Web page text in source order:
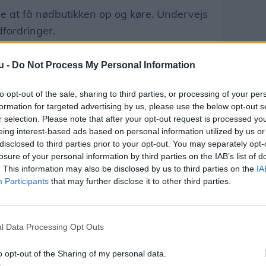
- Do Not Process My Personal Information
opt-out of the sale, sharing to third parties, or processing of your
for targeted advertising by us, please use the below opt-out
selection. Please note that after your opt-out request is processed
interest-based ads based on personal information utilized by us
to third parties prior to your opt-out. You may separately
of your personal information by third parties on the IAB’s list of
This information may also be disclosed by us to third parties on the
Participants that may further disclose it to other third parties.
Data Processing Opt Outs
opt-out of the Sharing of my personal data.
at få nødbutikken op og køre. Undervejs
at der stadig var lommer af sod, der
gav en stærk lugt. Man skal
en ubehagelig lugt, når man handler
gengæld er temperaturen en
overlevede ikke branden, og de nye
luft ud.
godt nok er varmt herinde, og det er
suger kølerne jo varm luft ind og
bliver en ond spiral, siger Casper